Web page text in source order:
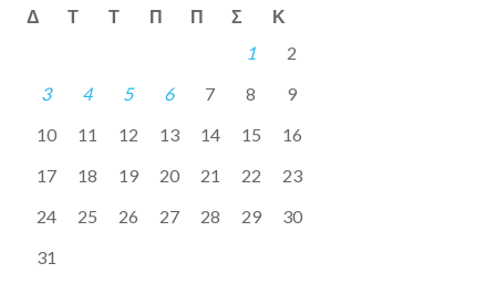
Δ Τ Τ Π Π Σ Κ
1
2
3
4 5 6 7 8
9
10
11 12 13 14 15
16
17
18 19 20 21 22
23
24
25 26 27 28 29
30
31